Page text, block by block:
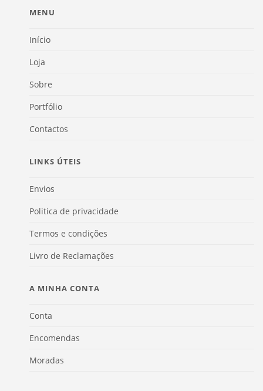
MENU
Início
Loja
Sobre
Portfólio
Contactos
LINKS ÚTEIS
Envios
Politica de privacidade
Termos e condições
Livro de Reclamações
A MINHA CONTA
Conta
Encomendas
Moradas